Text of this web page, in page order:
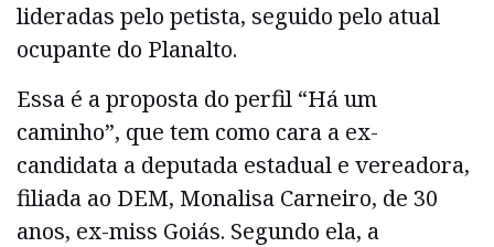
lideradas pelo petista, seguido pelo atual
ocupante do Planalto.
Essa é a proposta do perfil “Há um
caminho”, que tem como cara a ex-
candidata a deputada estadual e vereadora,
filiada ao DEM, Monalisa Carneiro, de 30
anos, ex-miss Goiás. Segundo ela, a